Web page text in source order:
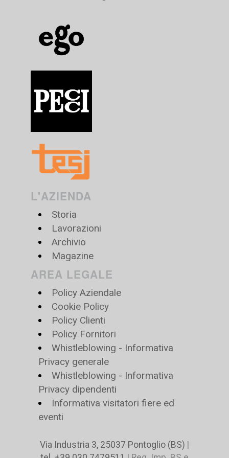
L'AZIENDA
Storia
Lavorazioni
Archivio
Magazine
AREA LEGALE
Policy Aziendale
Cookie Policy
Policy Clienti
Policy Fornitori
Whistleblowing - Informativa
Privacy generale
Whistleblowing - Informativa
Privacy dipendenti
Informativa visitatori fiere ed
eventi
Via Industria 3, 25037 Pontoglio (BS)